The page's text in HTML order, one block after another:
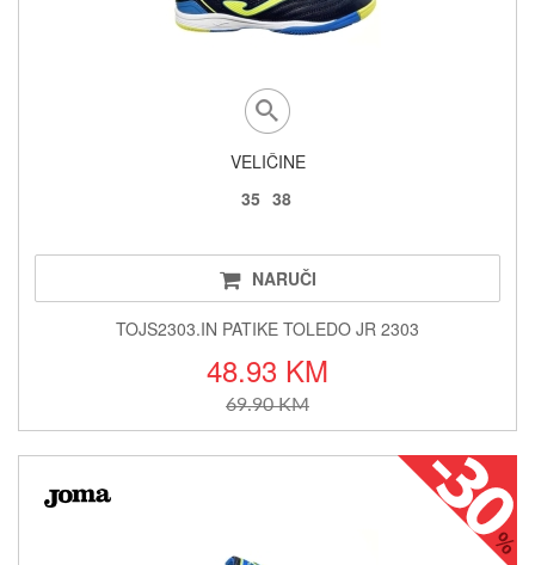
VELIČINE
35 38
NARUČI
TOJS2303.IN PATIKE TOLEDO JR 2303
48.93 KM
69.90 KM